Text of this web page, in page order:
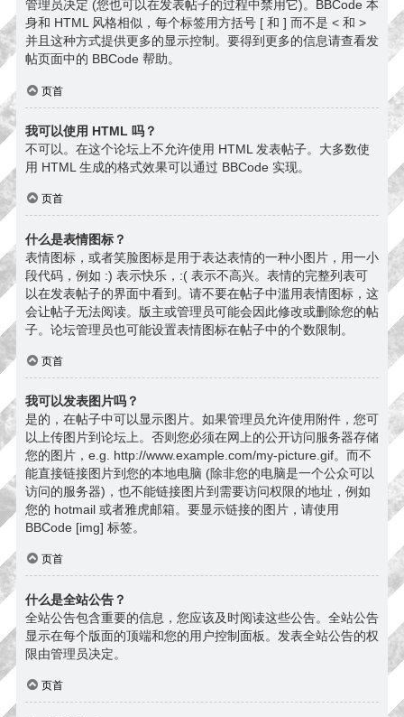
管理员决定 (您也可以在发表帖子的过程中禁用它)。BBCode 本
身和 HTML 风格相似，每个标签用方括号 [ 和 ] 而不是 < 和 >
并且这种方式提供更多的显示控制。要得到更多的信息请查看发
帖页面中的 BBCode 帮助。
页首
我可以使用 HTML 吗？
不可以。在这个论坛上不允许使用 HTML 发表帖子。大多数使
用 HTML 生成的格式效果可以通过 BBCode 实现。
页首
什么是表情图标？
表情图标，或者笑脸图标是用于表达表情的一种小图片，用一小
段代码，例如 :) 表示快乐，:( 表示不高兴。表情的完整列表可
以在发表帖子的界面中看到。请不要在帖子中滥用表情图标，这
会让帖子无法阅读。版主或管理员可能会因此修改或删除您的帖
子。论坛管理员也可能设置表情图标在帖子中的个数限制。
页首
我可以发表图片吗？
是的，在帖子中可以显示图片。如果管理员允许使用附件，您可
以上传图片到论坛上。否则您必须在网上的公开访问服务器存储
您的图片，e.g. http://www.example.com/my-picture.gif。而不
能直接链接图片到您的本地电脑 (除非您的电脑是一个公众可以
访问的服务器)，也不能链接图片到需要访问权限的地址，例如
您的 hotmail 或者雅虎邮箱。要显示链接的图片，请使用
BBCode [img] 标签。
页首
什么是全站公告？
全站公告包含重要的信息，您应该及时阅读这些公告。全站公告
显示在每个版面的顶端和您的用户控制面板。发表全站公告的权
限由管理员决定。
页首